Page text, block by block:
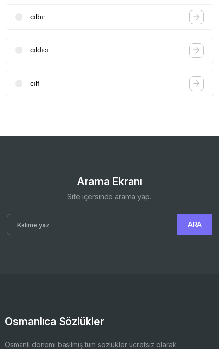
cılbır
cıldıcı
cılf
Arama Ekranı
Site içersinde arama yap.
Osmanlıca Sözlükler
Osmanlı dönemi basılmış tüm sözlükler ücretsiz olarak